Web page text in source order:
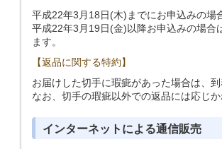
平成22年3月18日(木)までにお申込みの場
平成22年3月19日(金)以降お申込みの場合
ます。
【返品に関する特約】
お届けした切手に瑕疵があった場合は、
なお、切手の瑕疵以外での返品には応じか
インターネットによる通信販売